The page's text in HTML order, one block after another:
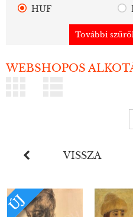
HUF
További
WEBSHOPOS
VISSZA
ÚJ